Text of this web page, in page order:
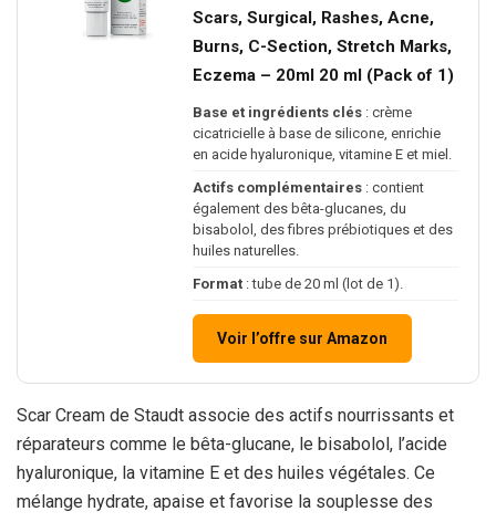
Scars, Surgical, Rashes, Acne,
Burns, C-Section, Stretch Marks,
Eczema – 20ml 20 ml (Pack of 1)
Base et ingrédients clés : crème
cicatricielle à base de silicone, enrichie
en acide hyaluronique, vitamine E et miel.
Actifs complémentaires : contient
également des bêta-glucanes, du
bisabolol, des fibres prébiotiques et des
huiles naturelles.
Format : tube de 20 ml (lot de 1).
Voir l’offre sur Amazon
Scar Cream de Staudt associe des actifs nourrissants et
réparateurs comme le bêta-glucane, le bisabolol, l’acide
hyaluronique, la vitamine E et des huiles végétales. Ce
mélange hydrate, apaise et favorise la souplesse des